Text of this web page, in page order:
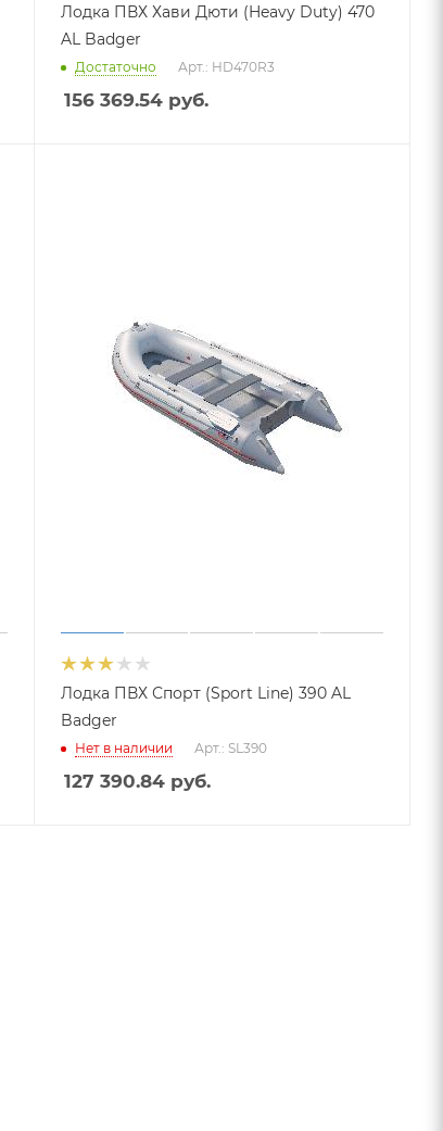
Лодка ПВХ Хави Дюти (Heavy Duty) 470
AL Badger
Достаточно Арт.: HD470R3
156 369.54руб.
Лодка ПВХ Спорт (Sport Line) 390 AL
Badger
Нет в наличии Арт.: SL390
127 390.84руб.